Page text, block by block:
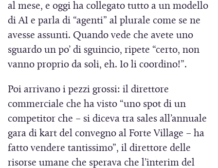
al mese, e oggi ha collegato tutto a un modello
di AI e parla di “agenti” al plurale come se ne
avesse assunti. Quando vede che avete uno
sguardo un po’ di sguincio, ripete “certo, non
vanno proprio da soli, eh. Io li coordino!”.
Poi arrivano i pezzi grossi: il direttore
commerciale che ha visto “uno spot di un
competitor che – si diceva tra sales all’annuale
gara di kart del convegno al Forte Village – ha
fatto vendere tantissimo”, il direttore delle
risorse umane che sperava che l’interim del